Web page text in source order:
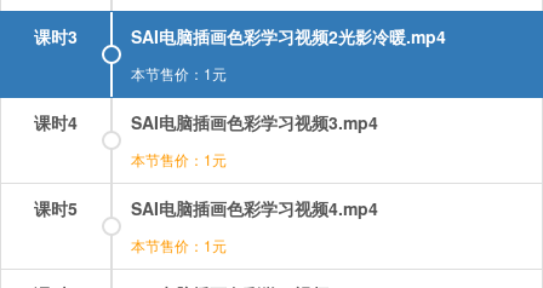
课时3 SAI电脑插画色彩学习视频2光影冷暖.mp4
本节售价：1元
课时4 SAI电脑插画色彩学习视频3.mp4
本节售价：1元
课时5 SAI电脑插画色彩学习视频4.mp4
本节售价：1元